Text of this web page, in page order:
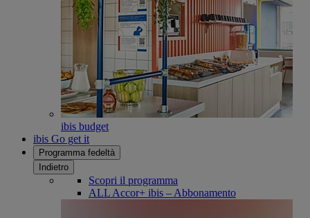
ibis budget
ibis Go get it
Programma fedeltà
Indietro
Scopri il programma
ALL Accor+ ibis – Abbonamento